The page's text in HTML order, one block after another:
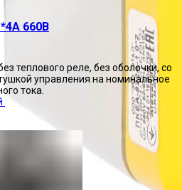
660В
теплового реле, без оболочки, со
управления на номинальное
тока.